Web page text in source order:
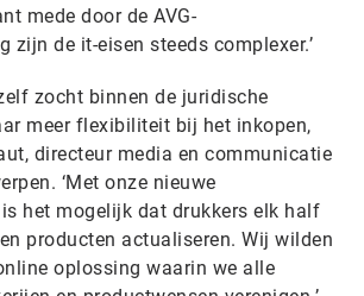
mede door de AVG-
zijn de it-eisen steeds complexer.’
zocht binnen de juridische
meer flexibiliteit bij het inkopen,
directeur media en communicatie
‘Met onze nieuwe
het mogelijk dat drukkers elk half
producten actualiseren. Wij wilden
oplossing waarin we alle